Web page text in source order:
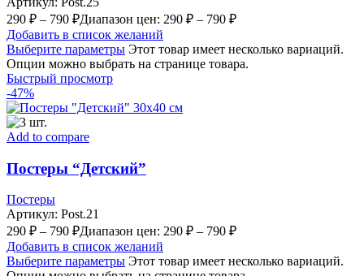
290 ₽ – 790 ₽Диапазон цен: 290 ₽ – 790 ₽
Добавить в список желаний
Выберите параметры Этот товар имеет несколько вариаций.
Опции можно выбрать на странице товара.
Быстрый просмотр
-47%
Add to compare
Постеры “Детский”
Постеры
Артикул: Post.21
290 ₽ – 790 ₽Диапазон цен: 290 ₽ – 790 ₽
Добавить в список желаний
Выберите параметры Этот товар имеет несколько вариаций.